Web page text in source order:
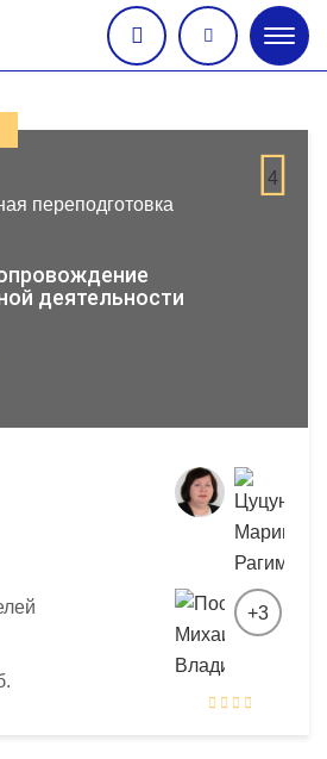
меню
4
переподготовка
деятельности
+3